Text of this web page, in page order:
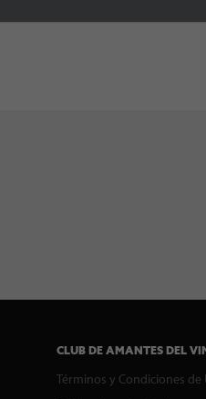
CLUB DE AMANTES DEL
Términos y Condiciones de